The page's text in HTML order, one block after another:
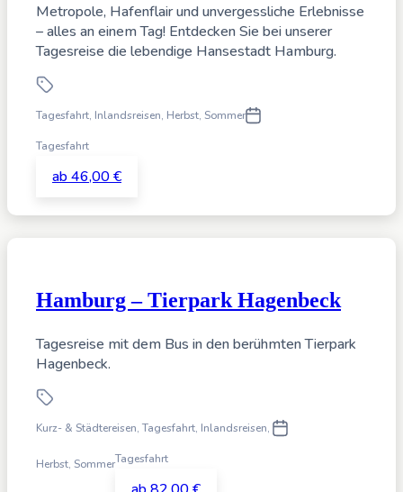
Metropole, Hafenflair und unvergessliche Erlebnisse
– alles an einem Tag! Entdecken Sie bei unserer
Tagesreise die lebendige Hansestadt Hamburg.
Tagesfahrt, Inlandsreisen, Herbst, Sommer
Tagesfahrt
ab 46,00 €
Hamburg – Tierpark Hagenbeck
Tagesreise mit dem Bus in den berühmten Tierpark
Hagenbeck.
Kurz- & Städtereisen, Tagesfahrt, Inlandsreisen,
Herbst, SommerTagesfahrt